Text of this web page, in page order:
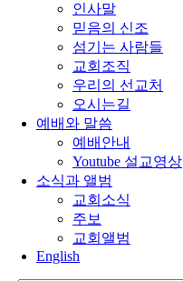
인사말
믿음의 신조
섬기는 사람들
교회조직
우리의 선교처
오시는길
예배와 말씀
예배안내
Youtube 설교영상
소식과 앨범
교회소식
주보
교회앨범
English